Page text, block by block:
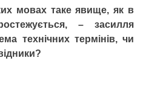
мовах таке явище, як в
– засилля
технічних термінів, чи